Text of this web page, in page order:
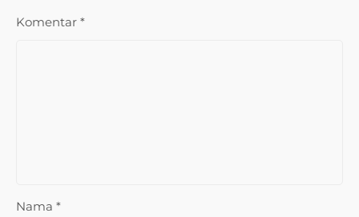
Komentar *
Nama *